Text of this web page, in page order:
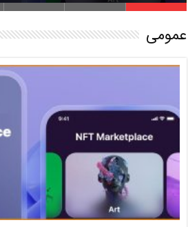
عمومی